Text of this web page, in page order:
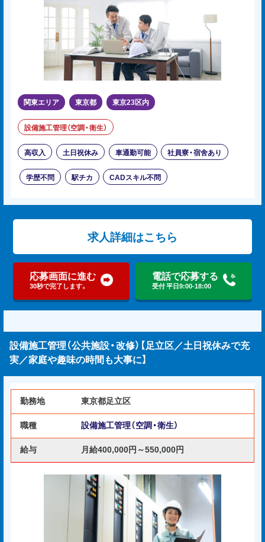
関東エリア 東京都 東京23区内
設備施工管理（空調・衛生）
高収入 土日祝休み 車通勤可能 社員寮・宿舍あり
学歴不問 駅チカ CADスキル不問
求人詳細はこちら
応募画面に進む
30秒で完了します。
電話で応募する
受付 平日9:00-18:00
設備施工管理（公共施設・改修）【足立区／土日祝休みで充
実／家庭や趣味の時間も大事に】
勤務地 東京都足立区
職種 設備施工管理（空調・衛生）
給与 月給400,000円～550,000円